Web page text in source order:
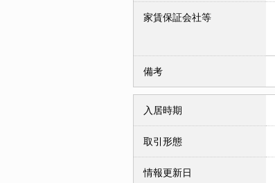
家賃保証会社等
備考
入居時期
取引形態
情報更新日